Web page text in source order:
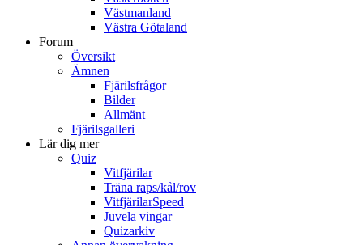
Västmanland
Västra Götaland
Forum
Översikt
Ämnen
Fjärilsfrågor
Bilder
Allmänt
Fjärilsgalleri
Lär dig mer
Quiz
Vitfjärilar
Träna raps/kål/rov
VitfjärilarSpeed
Juvela vingar
Quizarkiv